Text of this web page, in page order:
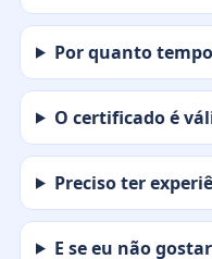
Por quanto
O certificado é
Preciso ter
E se eu não